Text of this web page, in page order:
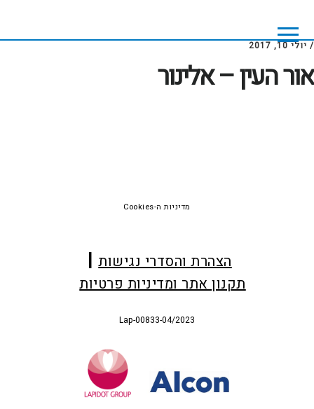
main
content
footer
/ יולי 10, 2017
אור העין – אלינור
הצהרת והסדרי נגישות
תקנון אתר ומדיניות פרטיות
Lap-00833-04/2023
מדיניות ה-Cookies